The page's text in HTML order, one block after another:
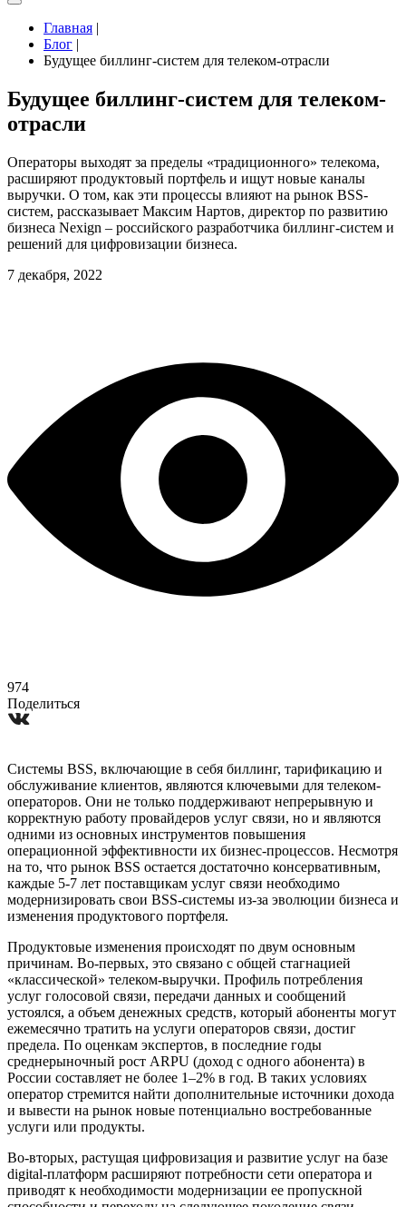
Главная |
Блог |
Будущее биллинг-систем для телеком-отрасли
Будущее биллинг-систем для телеком-
отрасли
Операторы выходят за пределы «традиционного» телекома,
расширяют продуктовый портфель и ищут новые каналы
выручки. О том, как эти процессы влияют на рынок BSS-
систем, рассказывает Максим Нартов, директор по развитию
бизнеса Nexign – российского разработчика биллинг-систем и
решений для цифровизации бизнеса.
7 декабря, 2022
974
Поделиться
Системы BSS, включающие в себя биллинг, тарификацию и
обслуживание клиентов, являются ключевыми для телеком-
операторов. Они не только поддерживают непрерывную и
корректную работу провайдеров услуг связи, но и являются
одними из основных инструментов повышения
операционной эффективности их бизнес-процессов. Несмотря
на то, что рынок BSS остается достаточно консервативным,
каждые 5-7 лет поставщикам услуг связи необходимо
модернизировать свои BSS-системы из-за эволюции бизнеса и
изменения продуктового портфеля.
Продуктовые изменения происходят по двум основным
причинам. Во-первых, это связано с общей стагнацией
«классической» телеком-выручки. Профиль потребления
услуг голосовой связи, передачи данных и сообщений
устоялся, а объем денежных средств, который абоненты могут
ежемесячно тратить на услуги операторов связи, достиг
предела. По оценкам экспертов, в последние годы
среднерыночный рост ARPU (доход с одного абонента) в
России составляет не более 1–2% в год. В таких условиях
оператор стремится найти дополнительные источники дохода
и вывести на рынок новые потенциально востребованные
услуги или продукты.
Во-вторых, растущая цифровизация и развитие услуг на базе
digital-платформ расширяют потребности сети оператора и
приводят к необходимости модернизации ее пропускной